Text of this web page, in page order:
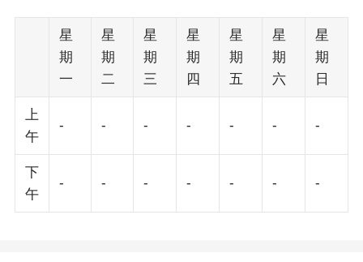
星
期
一
星
期
二
星
期
三
星
期
四
星
期
五
星
期
六
星
期
日
上
午
- - - - - - -
下
午
- - - - - - -